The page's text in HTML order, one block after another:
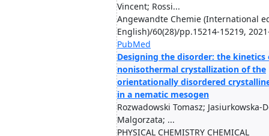
Vincent; Rossi...
Angewandte Chemie (International
English)/60(28)/pp.15214-15219,
PubMed
Designing the disorder: the kinetics
nonisothermal crystallization of the
orientationally disordered
in a nematic mesogen
Rozwadowski Tomasz; Jasiurkowska-
Malgorzata; ...
PHYSICAL CHEMISTRY CHEMICAL